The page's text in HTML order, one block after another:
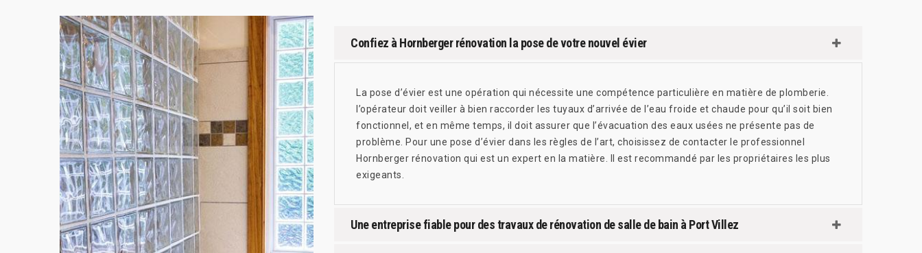
Confiez à Hornberger rénovation la pose de votre nouvel évier
La pose d’évier est une opération qui nécessite une compétence particulière en matière de plomberie.
l’opérateur doit veiller à bien raccorder les tuyaux d’arrivée de l’eau froide et chaude pour qu’il soit bien
fonctionnel, et en même temps, il doit assurer que l’évacuation des eaux usées ne présente pas de
problème. Pour une pose d’évier dans les règles de l’art, choisissez de contacter le professionnel
Hornberger rénovation qui est un expert en la matière. Il est recommandé par les propriétaires les plus
exigeants.
Une entreprise fiable pour des travaux de rénovation de salle de bain à Port Villez